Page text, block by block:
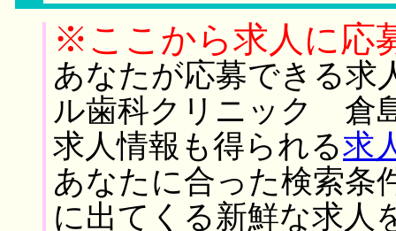
※ここから求人に応
あなたが応募できる求
ル歯科クリニック 倉
求人情報も得られる求
あなたに合った検索条
に出てくる新鮮な求人